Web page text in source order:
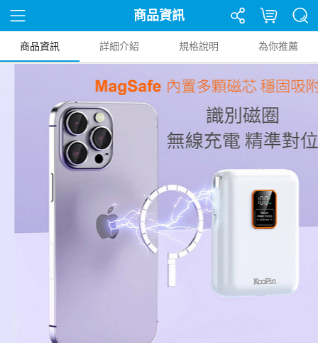
商品資訊
商品資訊 詳細介紹 規格說明 為你推薦